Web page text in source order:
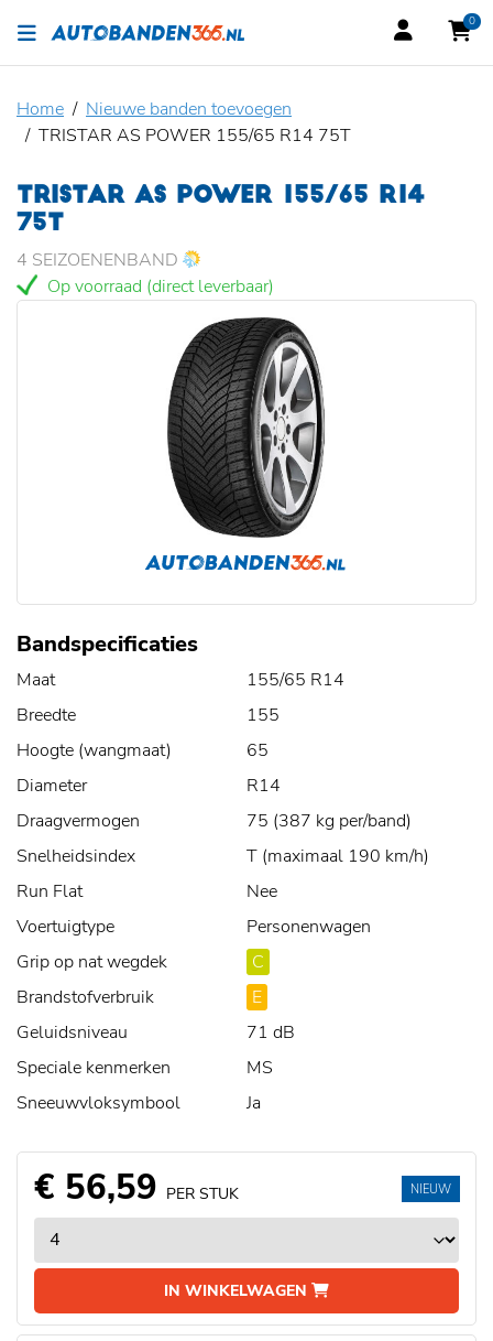
0
Home
Nieuwe banden toevoegen
TRISTAR AS POWER 155/65 R14 75T
TRISTAR AS POWER 155/65 R14
75T
4 SEIZOENENBAND
Op voorraad (direct leverbaar)
Bandspecificaties
Maat
155/65 R14
Breedte
155
Hoogte (wangmaat)
65
Diameter
R14
Draagvermogen
75 (387 kg per/band)
Snelheidsindex
T (maximaal 190 km/h)
Run Flat
Nee
Voertuigtype
Personenwagen
Grip op nat wegdek
C
Brandstofverbruik
E
Geluidsniveau
71 dB
Speciale kenmerken
MS
Sneeuwvloksymbool
Ja
€ 56,59 PER STUK
IN WINKELWAGEN
NIEUW